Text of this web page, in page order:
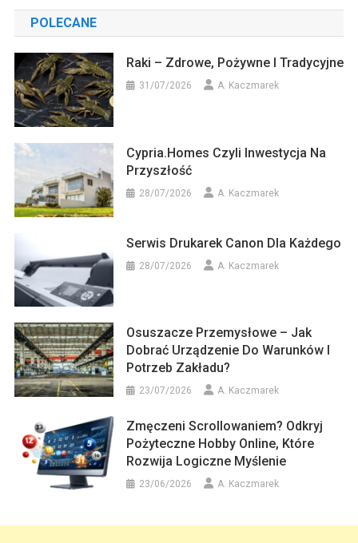
POLECANE
Raki – Zdrowe, Pożywne I Tradycyjne
31/07/2026 A. Kaczmarek
Cypria.homes Czyli Inwestycja Na
Przyszłość
28/07/2026 A. Kaczmarek
Serwis Drukarek Canon Dla Każdego
28/07/2026 A. Kaczmarek
Osuszacze Przemysłowe – Jak
Dobrać Urządzenie Do Warunków I
Potrzeb Zakładu?
23/07/2026 A. Kaczmarek
Zmęczeni Scrollowaniem? Odkryj
Pożyteczne Hobby Online, Które
Rozwija Logiczne Myślenie
23/06/2026 A. Kaczmarek